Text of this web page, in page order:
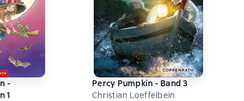
-
1
Percy Pumpkin - Band 3
Christian Loeffelbein